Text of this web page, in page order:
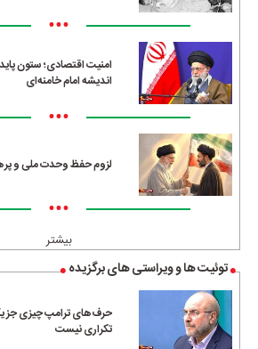
•••
امنیت اقتصادی؛ ستون
اندیشه امام خامنه‌ای
•••
لزوم حفظ وحدت ملی و
•••
بیشتر
توئیت ها و ویراستی های برگزیده
حرف‌های ترامپ چیزی جز
تکراری نیست